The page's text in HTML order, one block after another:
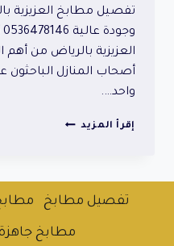
تفصيل مطابخ العزيزية
العزيزية بالرياض من
أصحاب المنازل الباحثون
واحد….
إقرأ المزيد تفصيل
تصاميم
وجودة
تفصيل مطابخ
مطابخ جاهزة